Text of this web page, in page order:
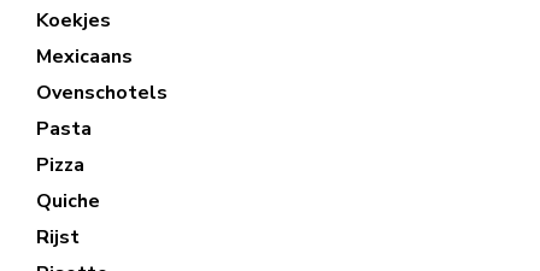
Koekjes
Mexicaans
Ovenschotels
Pasta
Pizza
Quiche
Rijst